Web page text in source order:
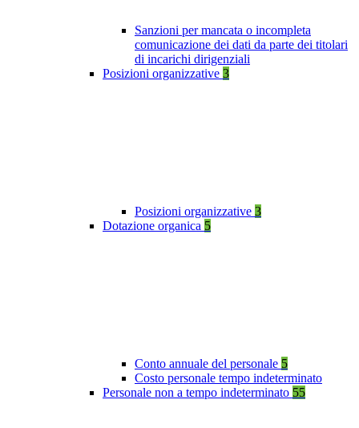
Sanzioni per mancata o incompleta
comunicazione dei dati da parte dei titolari
di incarichi dirigenziali
Posizioni organizzative 3
Posizioni organizzative 3
Dotazione organica 5
Conto annuale del personale 5
Costo personale tempo indeterminato
Personale non a tempo indeterminato 55